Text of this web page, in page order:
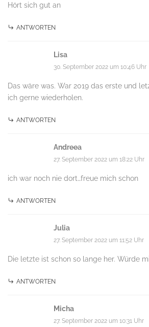
Hört sich gut an
ANTWORTEN
Lisa
30. September 2022 um 10:46 Uhr
Das wäre was. War 2019 das erste und
ich gerne wiederholen.
ANTWORTEN
Andreea
27. September 2022 um 18:22 Uhr
ich war noch nie dort…freue mich schon
ANTWORTEN
Julia
27. September 2022 um 11:52 Uhr
Die letzte ist schon so lange her. Würde
ANTWORTEN
Micha
27. September 2022 um 10:31 Uhr